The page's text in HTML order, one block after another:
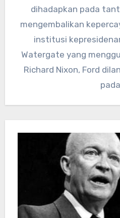
dihadapkan pada
mengembalikan
institusi
Watergate yang
Richard Nixon, Ford